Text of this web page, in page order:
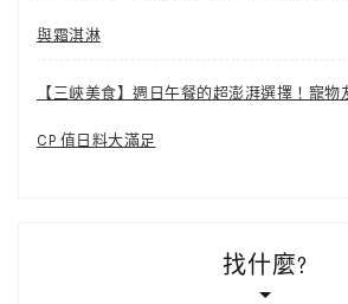
與霜淇淋
【三峽美食】週日午餐的超澎湃選擇！寵
CP 值日料大滿足
找什麼?